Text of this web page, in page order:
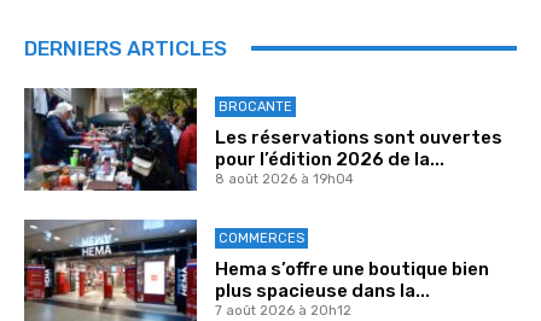
DERNIERS ARTICLES
BROCANTE
Les réservations sont ouvertes
pour l’édition 2026 de la...
8 août 2026 à 19h04
COMMERCES
Hema s’offre une boutique bien
plus spacieuse dans la...
7 août 2026 à 20h12